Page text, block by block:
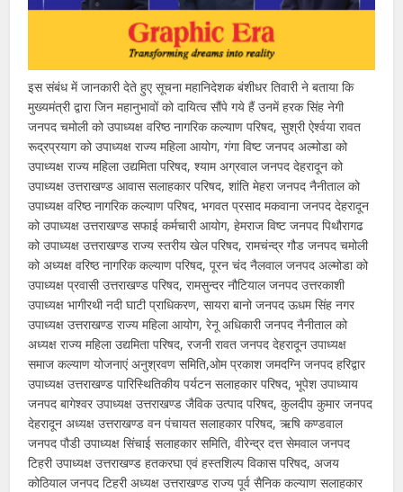
इस संबंध में जानकारी देते हुए सूचना महानिदेशक बंशीधर तिवारी ने बताया कि
मुख्यमंत्री द्वारा जिन महानुभावों को दायित्व सौंपे गये हैं उनमें हरक सिंह नेगी
जनपद चमोली को उपाध्यक्ष वरिष्ठ नागरिक कल्याण परिषद, सुश्री ऐर्श्वया रावत
रूद्रप्रयाग को उपाध्यक्ष राज्य महिला आयोग, गंगा विष्ट जनपद अल्मोडा को
उपाध्यक्ष राज्य महिला उद्यमिता परिषद, श्याम अग्रवाल जनपद देहरादून को
उपाध्यक्ष उत्तराखण्ड आवास सलाहकार परिषद, शांति मेहरा जनपद नैनीताल को
उपाध्यक्ष वरिष्ठ नागरिक कल्याण परिषद, भगवत प्रसाद मकवाना जनपद देहरादून
को उपाध्यक्ष उत्तराखण्ड सफाई कर्मचारी आयोग, हेमराज विष्ट जनपद पिथौरागढ
को उपाध्यक्ष उत्तराखण्ड राज्य स्तरीय खेल परिषद, रामचंन्द्र गौड जनपद चमोली
को अध्यक्ष वरिष्ठ नागरिक कल्याण परिषद, पूरन चंद नैलवाल जनपद अल्मोडा को
उपाध्यक्ष प्रवासी उत्तराखण्ड परिषद, रामसुन्दर नौटियाल जनपद उत्तरकाशी
उपाध्यक्ष भागीरथी नदी घाटी प्राधिकरण, सायरा बानो जनपद ऊधम सिंह नगर
उपाध्यक्ष उत्तराखण्ड राज्य महिला आयोग, रेनू अधिकारी जनपद नैनीताल को
अध्यक्ष राज्य महिला उद्यमिता परिषद, रजनी रावत जनपद देहरादून उपाध्यक्ष
समाज कल्याण योजनाएं अनुश्रवण समिति,ओम प्रकाश जमदग्नि जनपद हरिद्वार
उपाध्यक्ष उत्तराखण्ड पारिस्थितिकीय पर्यटन सलाहकार परिषद, भूपेश उपाध्याय
जनपद बागेश्वर उपाध्यक्ष उत्तराखण्ड जैविक उत्पाद परिषद, कुलदीप कुमार जनपद
देहरादून अध्यक्ष उत्तराखण्ड वन पंचायत सलाहकार परिषद, ऋषि कण्डवाल
जनपद पौडी उपाध्यक्ष सिंचाई सलाहकार समिति, वीरेन्द्र दत्त सेमवाल जनपद
टिहरी उपाध्यक्ष उत्तराखण्ड हतकरघा एवं हस्तशिल्प विकास परिषद, अजय
कोठियाल जनपद टिहरी अध्यक्ष उत्तराखण्ड राज्य पूर्व सैनिक कल्याण सलाहकार